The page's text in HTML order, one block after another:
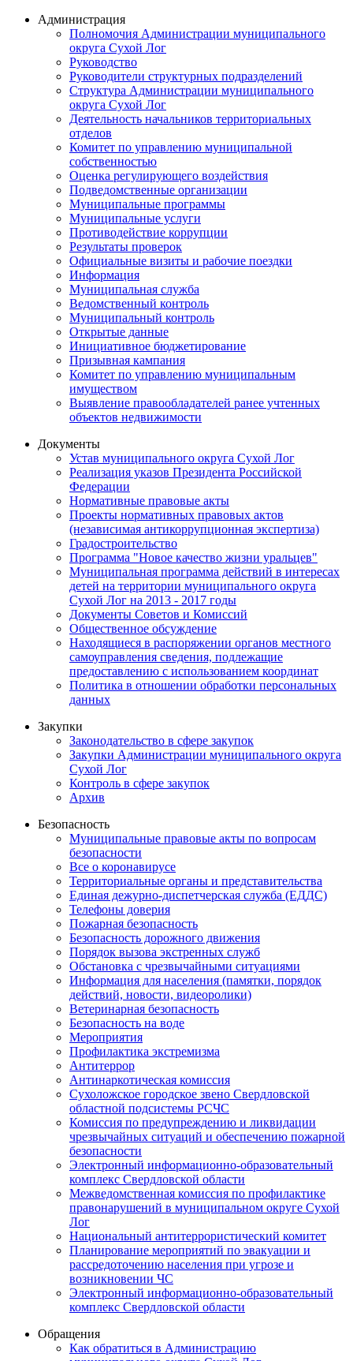
Администрация
Полномочия Администрации муниципального
округа Сухой Лог
Руководство
Руководители структурных подразделений
Структура Администрации муниципального
округа Сухой Лог
Деятельность начальников территориальных
отделов
Комитет по управлению муниципальной
собственностью
Оценка регулирующего воздействия
Подведомственные организации
Муниципальные программы
Муниципальные услуги
Противодействие коррупции
Результаты проверок
Официальные визиты и рабочие поездки
Информация
Муниципальная служба
Ведомственный контроль
Муниципальный контроль
Открытые данные
Инициативное бюджетирование
Призывная кампания
Комитет по управлению муниципальным
имуществом
Выявление правообладателей ранее учтенных
объектов недвижимости
Документы
Устав муниципального округа Сухой Лог
Реализация указов Президента Российской
Федерации
Нормативные правовые акты
Проекты нормативных правовых актов
(независимая антикоррупционная экспертиза)
Градостроительство
Программа "Новое качество жизни уральцев"
Муниципальная программа действий в интересах
детей на территории муниципального округа
Сухой Лог на 2013 - 2017 годы
Документы Советов и Комиссий
Общественное обсуждение
Находящиеся в распоряжении органов местного
самоуправления сведения, подлежащие
предоставлению с использованием координат
Политика в отношении обработки персональных
данных
Закупки
Законодательство в сфере закупок
Закупки Администрации муниципального округа
Сухой Лог
Контроль в сфере закупок
Архив
Безопасность
Муниципальные правовые акты по вопросам
безопасности
Все о коронавирусе
Территориальные органы и представительства
Единая дежурно-диспетчерская служба (ЕДДС)
Телефоны доверия
Пожарная безопасность
Безопасность дорожного движения
Порядок вызова экстренных служб
Обстановка с чрезвычайными ситуациями
Информация для населения (памятки, порядок
действий, новости, видеоролики)
Ветеринарная безопасность
Безопасность на воде
Мероприятия
Профилактика экстремизма
Антитеррор
Антинаркотическая комиссия
Сухоложское городское звено Свердловской
областной подсистемы РСЧС
Комиссия по предупреждению и ликвидации
чрезвычайных ситуаций и обеспечению пожарной
безопасности
Электронный информационно-образовательный
комплекс Cвердловской области
Межведомственная комиссия по профилактике
правонарушений в муниципальном округе Сухой
Лог
Национальный антитеррористический комитет
Планирование мероприятий по эвакуации и
рассредоточению населения при угрозе и
возникновении ЧС
Электронный информационно-образовательный
комплекс Свердловской области
Обращения
Как обратиться в Администрацию